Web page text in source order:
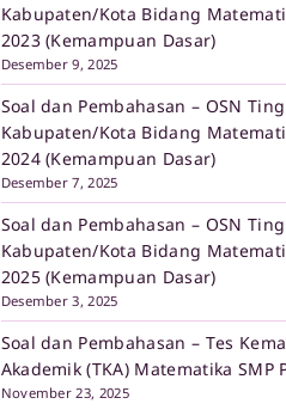
Kabupaten/Kota Bidang
2023 (Kemampuan Dasar)
Desember 9, 2025
Soal dan Pembahasan – OSN
Kabupaten/Kota Bidang
2024 (Kemampuan Dasar)
Desember 7, 2025
Soal dan Pembahasan – OSN
Kabupaten/Kota Bidang
2025 (Kemampuan Dasar)
Desember 3, 2025
Soal dan Pembahasan – Tes
Akademik (TKA) Matematika SMP
November 23, 2025